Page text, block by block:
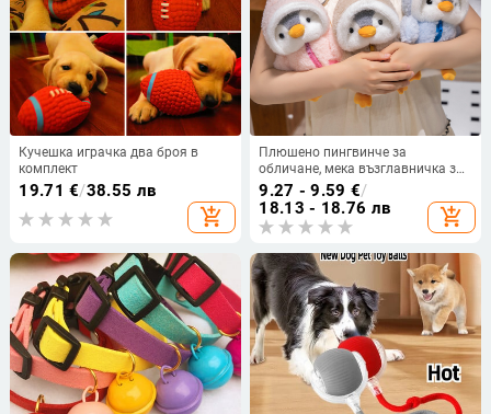
Кучешка играчка два броя в
комплект
19.71 €/38.55 лв
add_shopping_cart
Плюшено пингвинче за
обличане, мека възглавничка за
прегръдки, подарък за рожден
ден за момичета
9.27 - 9.59 €/
18.13 - 18.76 лв
add_shopping_cart